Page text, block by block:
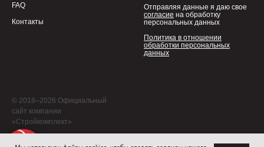
FAQ
Контакты
Отправляя данные я даю свое
согласие на обработку
персональных данных
Политика в отношении
обработки персональных
данных
© 2018–2026 Официальный
сайт компании
«Стройкомплект»